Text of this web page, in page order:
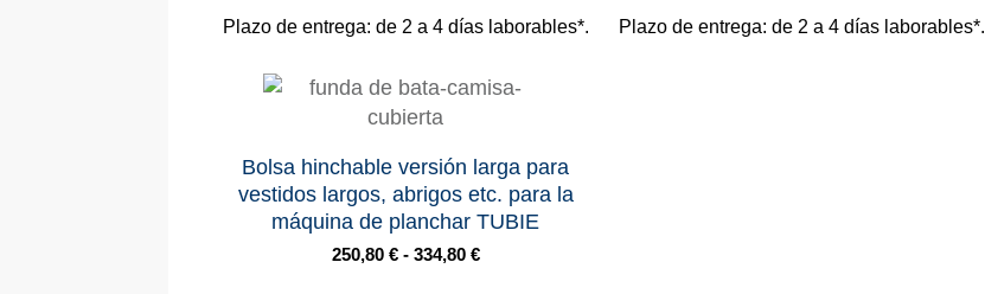
Plazo de entrega: de 2 a 4 días laborables*. Plazo de entrega: de 2 a 4 días laborables*.
Bolsa hinchable versión larga para
vestidos largos, abrigos etc. para la
máquina de planchar TUBIE
250,80 €- 334,80 €